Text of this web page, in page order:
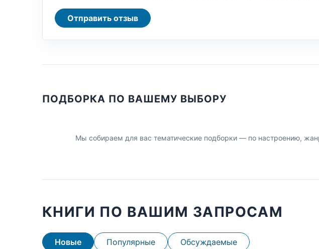
Отправить отзыв
ПОДБОРКА ПО ВАШЕМУ ВЫБОРУ
Мы собираем для вас тематические подборки — по настроению,
КНИГИ ПО ВАШИМ ЗАПРОСАМ
Новые Популярные Обсуждаемые